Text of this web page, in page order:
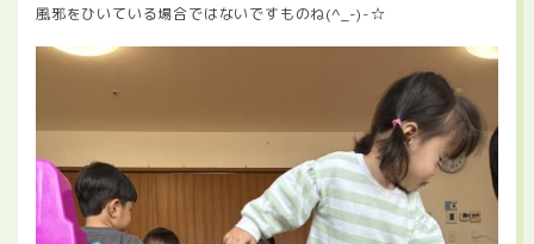
風邪をひいている場合ではないですものね(^_-)-☆